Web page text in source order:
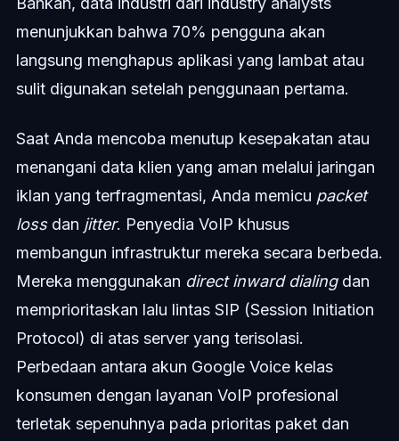
menunjukkan bahwa 70% pengguna akan
langsung menghapus aplikasi yang lambat atau
sulit digunakan setelah penggunaan pertama.
Saat Anda mencoba menutup kesepakatan atau
menangani data klien yang aman melalui jaringan
iklan yang terfragmentasi, Anda memicu packet
lossdan jitter. Penyedia VoIP khusus
membangun infrastruktur mereka secara berbeda.
Mereka menggunakan direct inward dialingdan
memprioritaskan lalu lintas SIP (Session Initiation
Protocol) di atas server yang terisolasi.
Perbedaan antara akun Google Voice kelas
konsumen dengan layanan VoIP profesional
terletak sepenuhnya pada prioritas paket dan